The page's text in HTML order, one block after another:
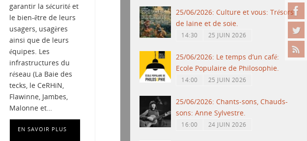
garantir la sécurité et
le bien-être de leurs
usagers, usagères
ainsi que de leurs
équipes. Les
infrastructures du
réseau (La Baie des
tecks, le CeRHiN,
Flawinne, Jambes,
Malonne et…
EN SAVOIR PLUS
25/06/2026: Culture et vous: Trésors
de laine et de soie.
14:30 25 JUIN 2026
25/06/2026: Le temps d’un café:
Ecole Populaire de Philosophie.
14:00 25 JUIN 2026
25/06/2026: Chants-sons, Chauds-
sons: Anne Sylvestre.
16:00 24 JUIN 2026